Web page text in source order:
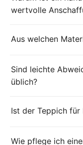
wertvolle
Aus welchen
Sind leichte
üblich?
Ist der Teppich für
Wie pflege ich